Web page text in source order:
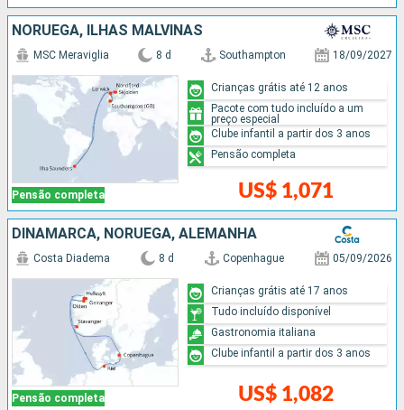
NORUEGA, ILHAS MALVINAS
Pensão completa
MSC Meraviglia 8 d Southampton 18/09/2027
US$ 1,071
Crianças grátis até 12 anos
Pacote com tudo incluído a um
preço especial
Clube infantil a partir dos 3 anos
Pensão completa
DINAMARCA, NORUEGA, ALEMANHA
Pensão completa
Costa Diadema 8 d Copenhague 05/09/2026
US$ 1,082
Crianças grátis até 17 anos
Tudo incluído disponível
Gastronomia italiana
Clube infantil a partir dos 3 anos